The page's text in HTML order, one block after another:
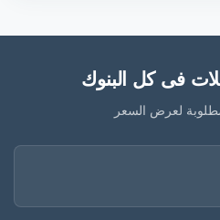
فى كل البنوك
لعرض السعر